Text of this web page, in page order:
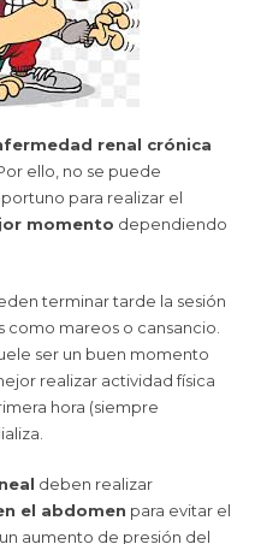
renal crónica
Por ello, no se puede
para realizar el
momento dependiendo
terminar tarde la sesión
como mareos o cansancio.
ser un buen momento
realizar actividad física
hora (siempre
deben realizar
el abdomen para evitar el
aumento de presión del